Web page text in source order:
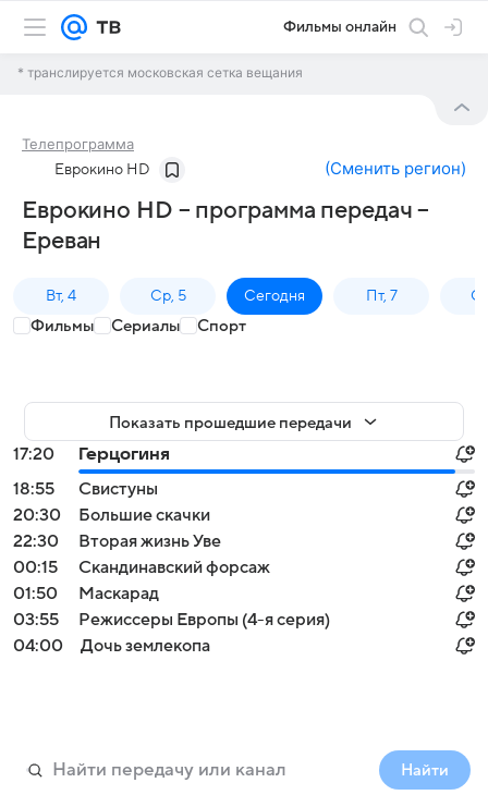
Фильмы онлайн
* транслируется московская сетка вещания
Телепрограмма
Еврокино HD (Сменить регион)
Еврокино HD – программа передач –
Ереван
Вт, 4 Ср, 5 Сегодня Пт, 7
Фильмы Сериалы Спорт
Показать прошедшие передачи
17:20
Герцогиня
18:55
Свистуны
20:30
Большие скачки
22:30
Вторая жизнь Уве
00:15
Скандинавский форсаж
01:50
Маскарад
03:55
Режиссеры Европы (4-я серия)
04:00
Дочь землекопа
Найти